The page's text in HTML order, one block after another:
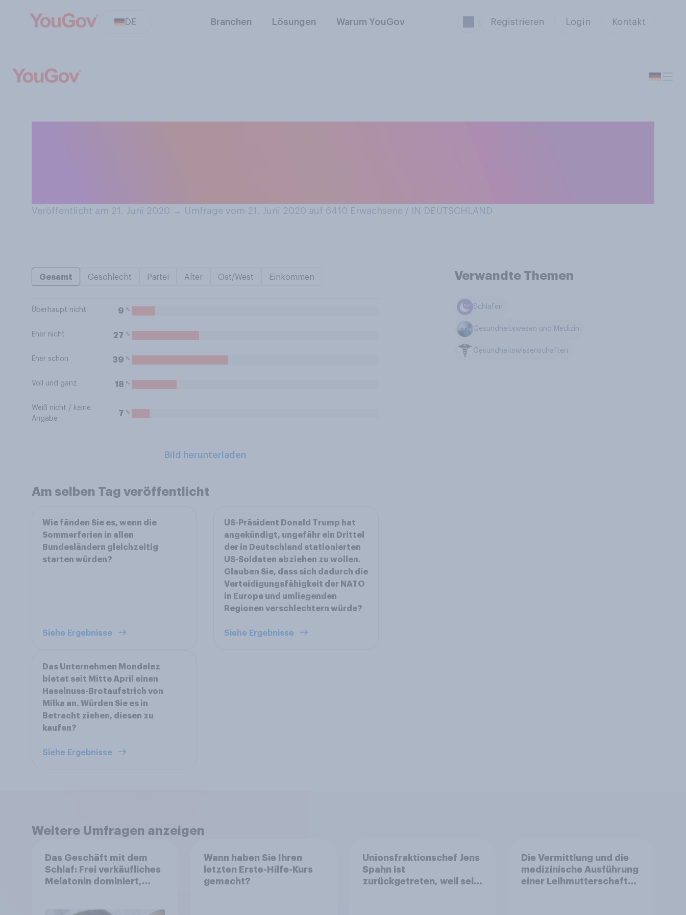
DE Branchen Lösungen Warum YouGov Registrieren Login Kontakt
Veröffentlicht am 21. Juni 2020 → Umfrage vom 21. Juni 2020 auf 6410 Erwachsene / IN DEUTSCHLAND
Gesamt Geschlecht Partei Alter Ost/West Einkommen
Überhaupt nicht 9 %
Eher nicht 27 %
Eher schon 39 %
Voll und ganz 18 %
Weiß nicht / keine
Angabe
7 %
Bild herunterladen
Verwandte Themen
Schlafen
Gesundheitswesen und Medizin
Gesundheitswissenschaften
Am selben Tag veröffentlicht
Wie fänden Sie es, wenn die
Sommerferien in allen
Bundesländern gleichzeitig
starten würden?
Siehe Ergebnisse
US-Präsident Donald Trump hat
angekündigt, ungefähr ein Drittel
der in Deutschland stationierten
US-Soldaten abziehen zu wollen.
Glauben Sie, dass sich dadurch die
Verteidigungsfähigkeit der NATO
in Europa und umliegenden
Regionen verschlechtern würde?
Siehe Ergebnisse
Das Unternehmen Mondelez
bietet seit Mitte April einen
Haselnuss-Brotaufstrich von
Milka an. Würden Sie es in
Betracht ziehen, diesen zu
kaufen?
Siehe Ergebnisse
Weitere Umfragen anzeigen
Das Geschäft mit dem
Schlaf: Frei verkäufliches
Melatonin dominiert,
Wann haben Sie Ihren
letzten Erste-Hilfe-Kurs
gemacht?
Unionsfraktionschef Jens
Spahn ist
zurückgetreten, weil sein
Die Vermittlung und die
medizinische Ausführung
einer Leihmutterschaft